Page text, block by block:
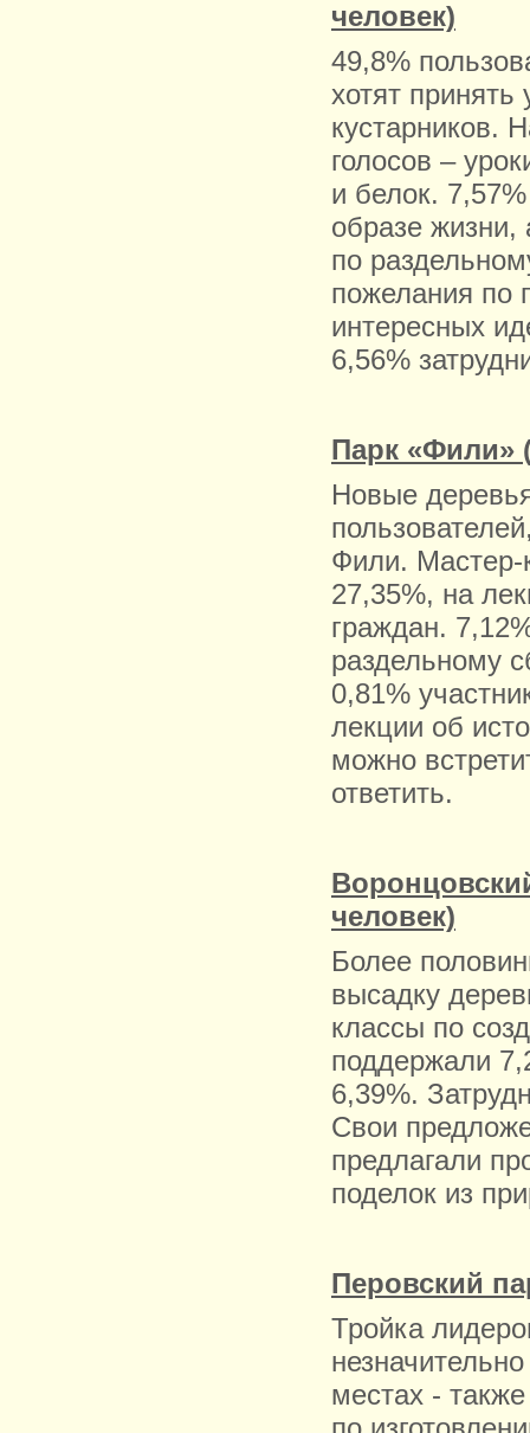
человек)
49,8%
хотят
кустарников.
голосов –
и белок.
образе жизни,
по
пожелания по
интересных
6,56%
Парк «Фили»
Новые
Фили. Мастер-
27,35%, на
граждан.
раздельному
0,81%
лекции об
можно
ответить.
человек)
Более
высадку
классы по
поддержали
6,39%.
Свои
предлагали
поделок из
Перовский
Тройка
местах -